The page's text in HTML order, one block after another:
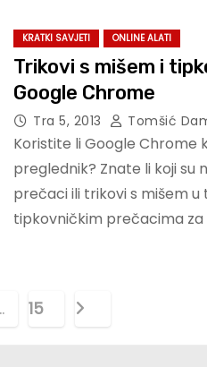
KRATKI SAVJETI ONLINE ALATI
Trikovi s mišem i
Google Chrome
Tra 5, 2013 Tomšić
Koristite li Google Chrome
preglednik? Znate li koji su
prečaci ili trikovi s mišem
tipkovničkim prečacima
15